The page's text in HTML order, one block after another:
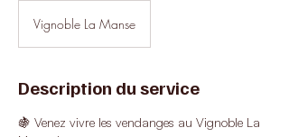
Vignoble La Manse
Description du service
🍇 Venez vivre les vendanges au Vignoble La